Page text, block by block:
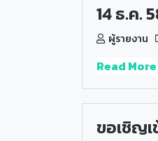
14 ธ.ค.
ผู้รายงาน
Read More
ขอเชิญเ